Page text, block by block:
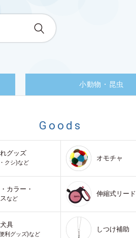
小動物・昆虫
Goods
グッズ
クシ)など
オモチャ
カラー・
など
伸縮式リード
具
利グッズ)など
しつけ補助